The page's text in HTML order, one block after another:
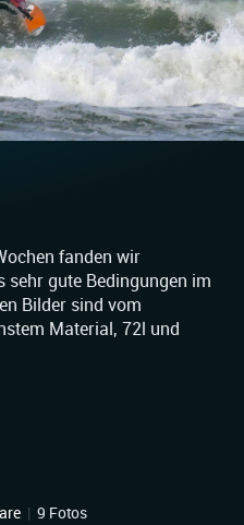
fanden wir
sehr gute Bedingungen im
Bilder sind vom
Material, 72l und
| 9 Fotos